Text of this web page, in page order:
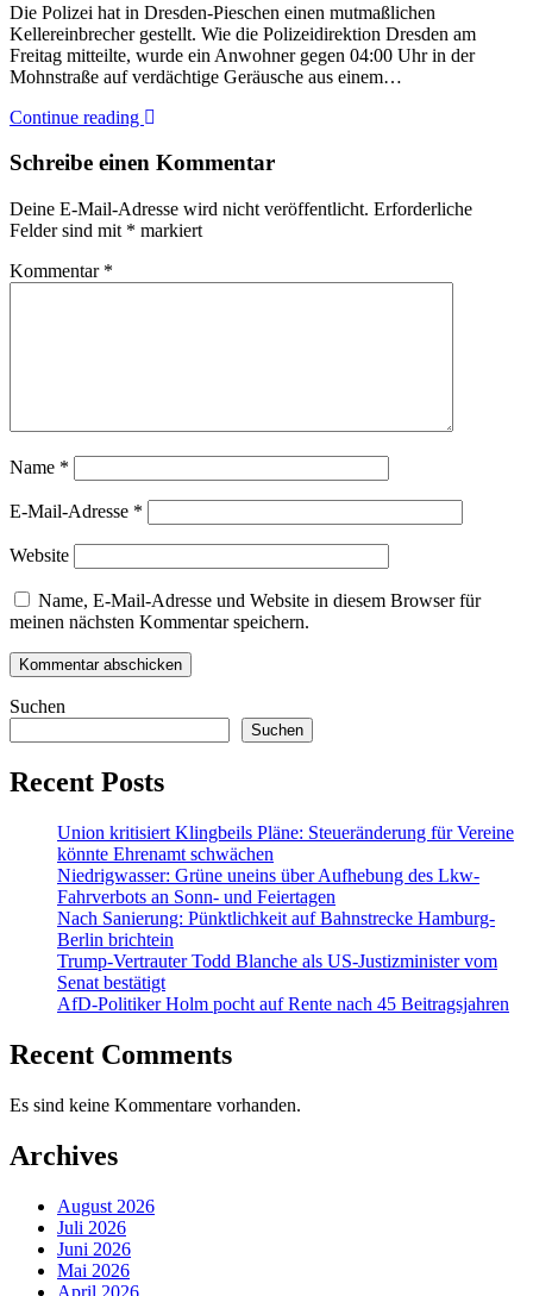
Die Polizei hat in Dresden-Pieschen einen mutmaßlichen
Kellereinbrecher gestellt. Wie die Polizeidirektion Dresden am
Freitag mitteilte, wurde ein Anwohner gegen 04:00 Uhr in der
Mohnstraße auf verdächtige Geräusche aus einem…
Continue reading
Schreibe einen Kommentar
Deine E-Mail-Adresse wird nicht veröffentlicht. Erforderliche
Felder sind mit * markiert
Kommentar *
Name *
E-Mail-Adresse *
Website
Name, E-Mail-Adresse und Website in diesem Browser für
meinen nächsten Kommentar speichern.
Suchen
Suchen
Recent Posts
Union kritisiert Klingbeils Pläne: Steueränderung für Vereine
könnte Ehrenamt schwächen
Niedrigwasser: Grüne uneins über Aufhebung des Lkw-
Fahrverbots an Sonn- und Feiertagen
Nach Sanierung: Pünktlichkeit auf Bahnstrecke Hamburg-
Berlin brichtein
Trump-Vertrauter Todd Blanche als US-Justizminister vom
Senat bestätigt
AfD-Politiker Holm pocht auf Rente nach 45 Beitragsjahren
Recent Comments
Es sind keine Kommentare vorhanden.
Archives
August 2026
Juli 2026
Juni 2026
Mai 2026
April 2026